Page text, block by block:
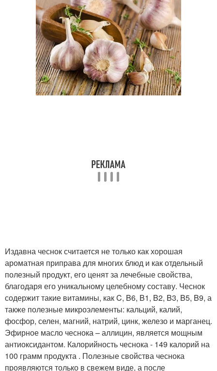
Издавна чеснок считается не только как хорошая
ароматная приправа для многих блюд и как отдельный
полезный продукт, его ценят за лечебные свойства,
благодаря его уникальному целебному составу. Чеснок
содержит такие витамины, как C, B6, B1, B2, B3, B5, B9, а
также полезные микроэлементы: кальций, калий,
фосфор, селен, магний, натрий, цинк, железо и марганец.
Эфирное масло чеснока – аллицин, является мощным
антиоксидантом. Калорийность чеснока - 149 калорий на
100 грамм продукта . Полезные свойства чеснока
проявляются только в свежем виде, а после